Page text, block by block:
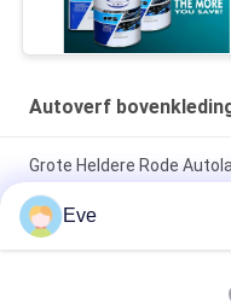
Autoverf
Grote Heldere Rode
Autolak Spuitverf
Niet-giftige,
Eve